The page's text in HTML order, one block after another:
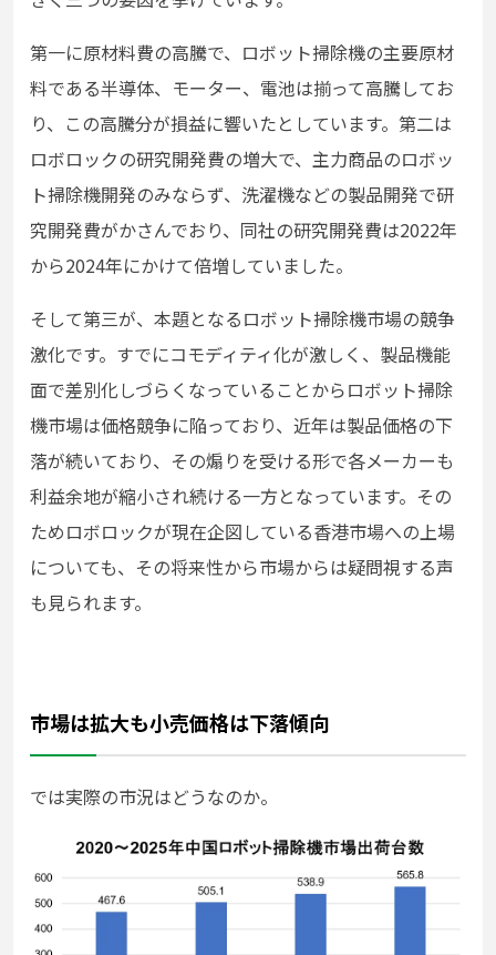
第一に原材料費の高騰で、ロボット掃除機の主要原材
料である半導体、モーター、電池は揃って高騰してお
り、この高騰分が損益に響いたとしています。第二は
ロボロックの研究開発費の増大で、主力商品のロボッ
ト掃除機開発のみならず、洗濯機などの製品開発で研
究開発費がかさんでおり、同社の研究開発費は2022年
から2024年にかけて倍増していました。
そして第三が、本題となるロボット掃除機市場の競争
激化です。すでにコモディティ化が激しく、製品機能
面で差別化しづらくなっていることからロボット掃除
機市場は価格競争に陥っており、近年は製品価格の下
落が続いており、その煽りを受ける形で各メーカーも
利益余地が縮小され続ける一方となっています。その
ためロボロックが現在企図している香港市場への上場
についても、その将来性から市場からは疑問視する声
も見られます。
市場は拡大も小売価格は下落傾向
では実際の市況はどうなのか。